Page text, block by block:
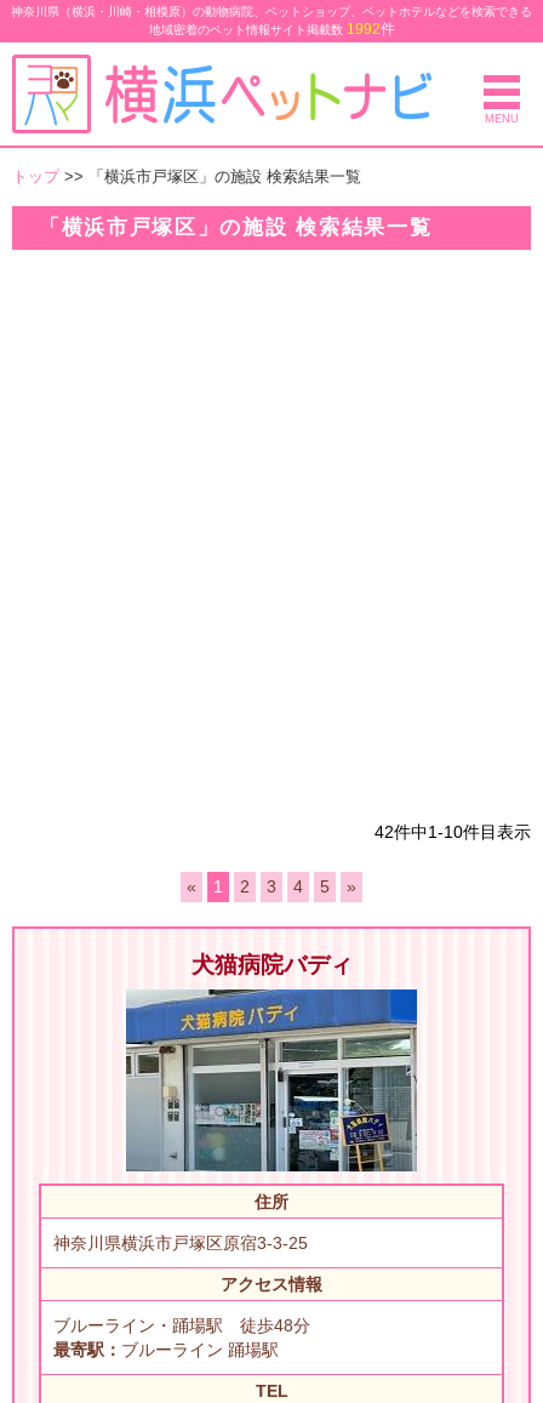
神奈川県（横浜・川崎・相模原）の動物病院、ペットショップ、ペットホテルなどを検索できる
地域密着のペット情報サイト掲載数 1992件
MENU
トップ >> 「横浜市戸塚区」の施設 検索結果一覧
「横浜市戸塚区」の施設 検索結果一覧
42件中1-10件目表示
« 1 2 3 4 5 »
犬猫病院バディ
住所
神奈川県横浜市戸塚区原宿3-3-25
アクセス情報
ブルーライン・踊場駅 徒歩48分
最寄駅： ブルーライン 踊場駅
TEL